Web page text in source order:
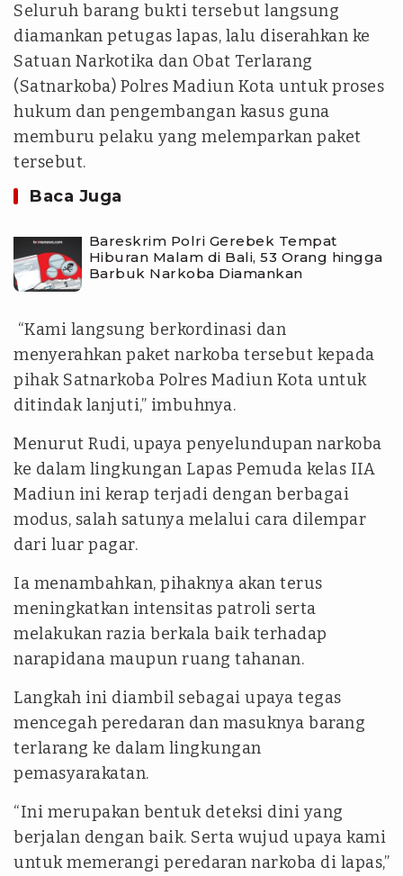
Seluruh barang bukti tersebut langsung
diamankan petugas lapas, lalu diserahkan ke
Satuan Narkotika dan Obat Terlarang
(Satnarkoba) Polres Madiun Kota untuk proses
hukum dan pengembangan kasus guna
memburu pelaku yang melemparkan paket
tersebut.
Baca Juga
Bareskrim Polri Gerebek Tempat
Hiburan Malam di Bali, 53 Orang hingga
Barbuk Narkoba Diamankan
“Kami langsung berkordinasi dan
menyerahkan paket narkoba tersebut kepada
pihak Satnarkoba Polres Madiun Kota untuk
ditindak lanjuti,” imbuhnya.
Menurut Rudi, upaya penyelundupan narkoba
ke dalam lingkungan Lapas Pemuda kelas IIA
Madiun ini kerap terjadi dengan berbagai
modus, salah satunya melalui cara dilempar
dari luar pagar.
Ia menambahkan, pihaknya akan terus
meningkatkan intensitas patroli serta
melakukan razia berkala baik terhadap
narapidana maupun ruang tahanan.
Langkah ini diambil sebagai upaya tegas
mencegah peredaran dan masuknya barang
terlarang ke dalam lingkungan
pemasyarakatan.
“Ini merupakan bentuk deteksi dini yang
berjalan dengan baik. Serta wujud upaya kami
untuk memerangi peredaran narkoba di lapas,”